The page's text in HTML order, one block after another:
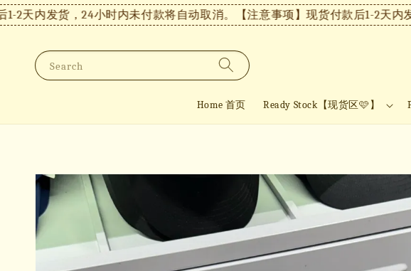
内发货，24小时内未付款将自动取消。【注意事项】现货付款后1-2天内发
Search
Home 首页 Ready Stock【现货区🩷】